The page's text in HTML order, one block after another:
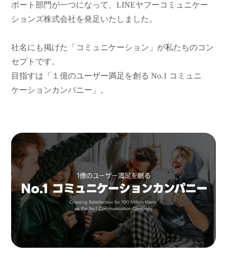
ポート部門が一つになって、LINEヤフーコミュニケー
ションズ株式会社を発足いたしました。
社名にも掲げた「コミュニケーション」が私たちのコン
セプトです。
目指すは「１億のユーザー満足を創る No.1 コミュニ
ケーションカンパニー」。